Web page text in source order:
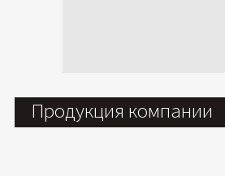
Продукция компании